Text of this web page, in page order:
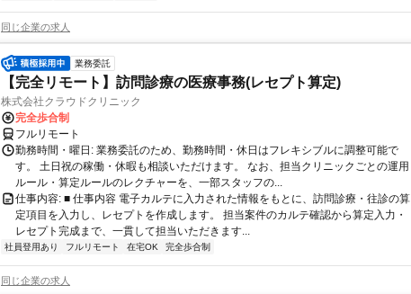
同じ企業の求人
業務委託
【完全リモート】訪問診療の医療事務(レセプト算定)
株式会社クラウドクリニック
完全歩合制
フルリモート
勤務時間・曜日: 業務委託のため、勤務時間・休日はフレキシブルに調整可能で
す。 土日祝の稼働・休暇も相談いただけます。 なお、担当クリニックごとの運用
ルール・算定ルールのレクチャーを、一部スタッフの...
仕事内容: ■ 仕事内容 電子カルテに入力された情報をもとに、訪問診療・往診の算
定項目を入力し、レセプトを作成します。 担当案件のカルテ確認から算定入力・
レセプト完成まで、一貫して担当いただきます...
社員登用あり フルリモート 在宅OK 完全歩合制
同じ企業の求人